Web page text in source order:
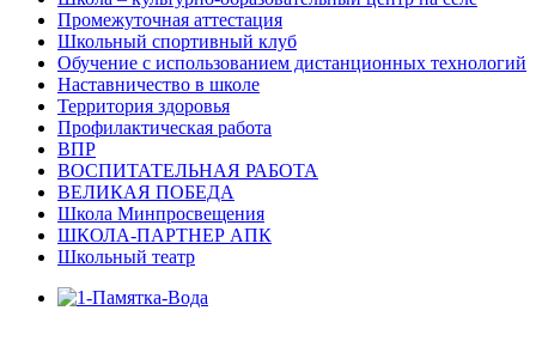
Промежуточная аттестация
Школьный спортивный клуб
Обучение с использованием дистанционных технологий
Наставничество в школе
Территория здоровья
Профилактическая работа
ВПР
ВОСПИТАТЕЛЬНАЯ РАБОТА
ВЕЛИКАЯ ПОБЕДА
Школа Минпросвещения
ШКОЛА-ПАРТНЕР АПК
Школьный театр